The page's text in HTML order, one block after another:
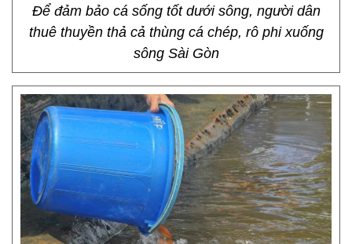
Để đảm bảo cá sống tốt dưới sông, người dân
thuê thuyền thả cả thùng cá chép, rô phi xuống
sông Sài Gòn